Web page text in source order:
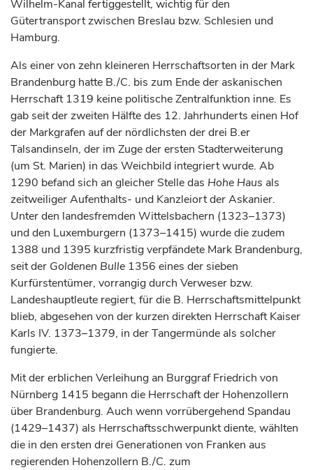
Wilhelm-Kanal fertiggestellt, wichtig für den
Gütertransport zwischen Breslau bzw. Schlesien und
Hamburg.
Als einer von zehn kleineren Herrschaftsorten in der Mark
Brandenburg hatte B./C. bis zum Ende der askanischen
Herrschaft 1319 keine politische Zentralfunktion inne. Es
gab seit der zweiten Hälfte des 12. Jahrhunderts einen Hof
der Markgrafen auf der nördlichsten der drei B.er
Talsandinseln, der im Zuge der ersten Stadterweiterung
(um St. Marien) in das Weichbild integriert wurde. Ab
1290 befand sich an gleicher Stelle das Hohe Haus als
zeitweiliger Aufenthalts- und Kanzleiort der Askanier.
Unter den landesfremden Wittelsbachern (1323–1373)
und den Luxemburgern (1373–1415) wurde die zudem
1388 und 1395 kurzfristig verpfändete Mark Brandenburg,
seit der Goldenen Bulle 1356 eines der sieben
Kurfürstentümer, vorrangig durch Verweser bzw.
Landeshauptleute regiert, für die B. Herrschaftsmittelpunkt
blieb, abgesehen von der kurzen direkten HerrschaftKaiser
Karls IV. 1373–1379, in derTangermünde als solcher
fungierte.
Mit der erblichen Verleihung an BurggrafFriedrich von
Nürnberg 1415 begann die Herrschaft der Hohenzollern
über Brandenburg. Auch wenn vorrübergehend Spandau
(1429–1437) als Herrschaftsschwerpunkt diente, wählten
die in den ersten drei Generationen von Franken aus
regierenden Hohenzollern B./C. zum